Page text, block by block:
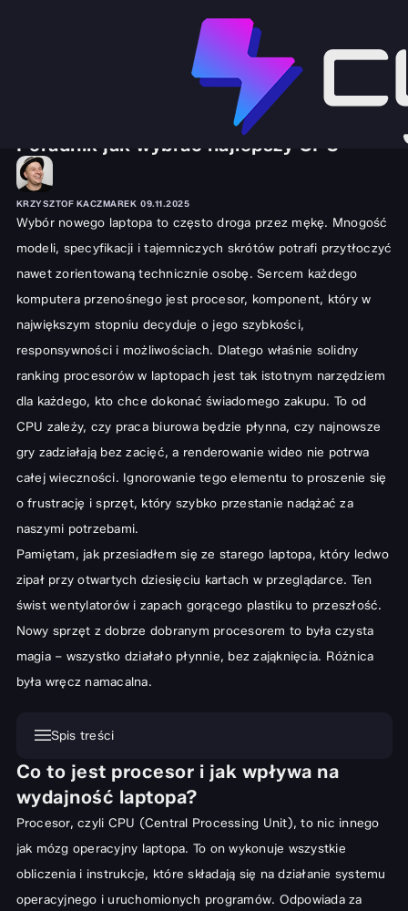
Ranking procesorów w laptopach:
Poradnik jak wybrać najlepszy CPU
KRZYSZTOF KACZMAREK 09.11.2025
Wybór nowego laptopa to często droga przez mękę. Mnogość
modeli, specyfikacji i tajemniczych skrótów potrafi przytłoczyć
nawet zorientowaną technicznie osobę. Sercem każdego
komputera przenośnego jest procesor, komponent, który w
największym stopniu decyduje o jego szybkości,
responsywności i możliwościach. Dlatego właśnie solidny
ranking procesorów w laptopach jest tak istotnym narzędziem
dla każdego, kto chce dokonać świadomego zakupu. To od
CPU zależy, czy praca biurowa będzie płynna, czy najnowsze
gry zadziałają bez zacięć, a renderowanie wideo nie potrwa
całej wieczności. Ignorowanie tego elementu to proszenie się
o frustrację i sprzęt, który szybko przestanie nadążać za
naszymi potrzebami.
Pamiętam, jak przesiadłem się ze starego laptopa, który ledwo
zipał przy otwartych dziesięciu kartach w przeglądarce. Ten
świst wentylatorów i zapach gorącego plastiku to przeszłość.
Nowy sprzęt z dobrze dobranym procesorem to była czysta
magia – wszystko działało płynnie, bez zająknięcia. Różnica
była wręcz namacalna.
Spis treści
Co to jest procesor i jak wpływa na wydajność laptopa?
Kluczowe Parametry Procesorów Laptopowych – Co Warto
Wiedzieć?
Przegląd Procesorów: Intel kontra AMD w Laptopach
Co to jest procesor i jak wpływa na
wydajność laptopa?
Procesor, czyli CPU (Central Processing Unit), to nic innego
jak mózg operacyjny laptopa. To on wykonuje wszystkie
obliczenia i instrukcje, które składają się na działanie systemu
operacyjnego i uruchomionych programów. Odpowiada za